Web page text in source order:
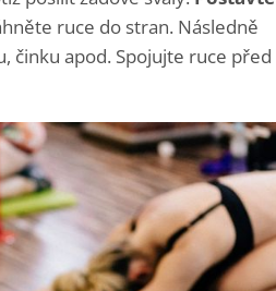
ruce do stran. Následně
činku apod. Spojujte ruce před